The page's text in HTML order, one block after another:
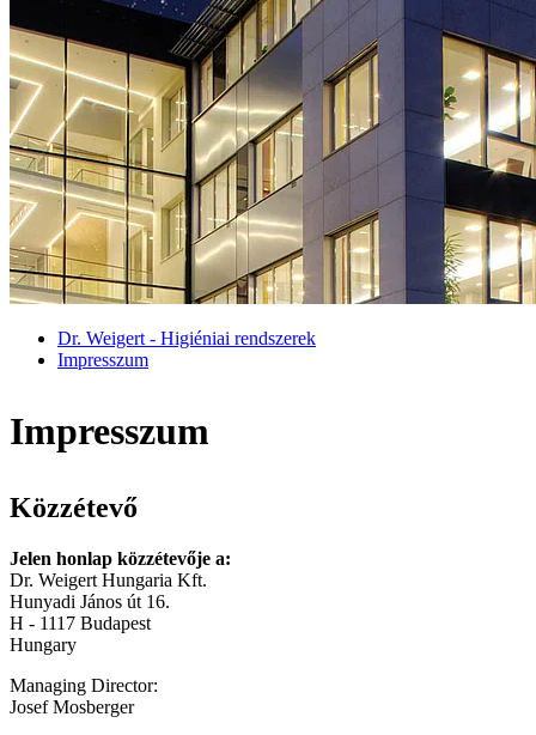
Dr. Weigert - Higiéniai rendszerek
Impresszum
Impresszum
Közzétevő
Jelen honlap közzétevője a:
Dr. Weigert Hungaria Kft.
Hunyadi János út 16.
H - 1117 Budapest
Hungary
Managing Director:
Josef Mosberger